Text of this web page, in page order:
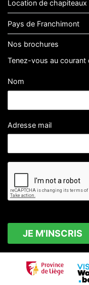
Location de chapiteaux
Pays de Franchimont
Nos brochures
Tenez-vous au courant
Nom
Adresse mail